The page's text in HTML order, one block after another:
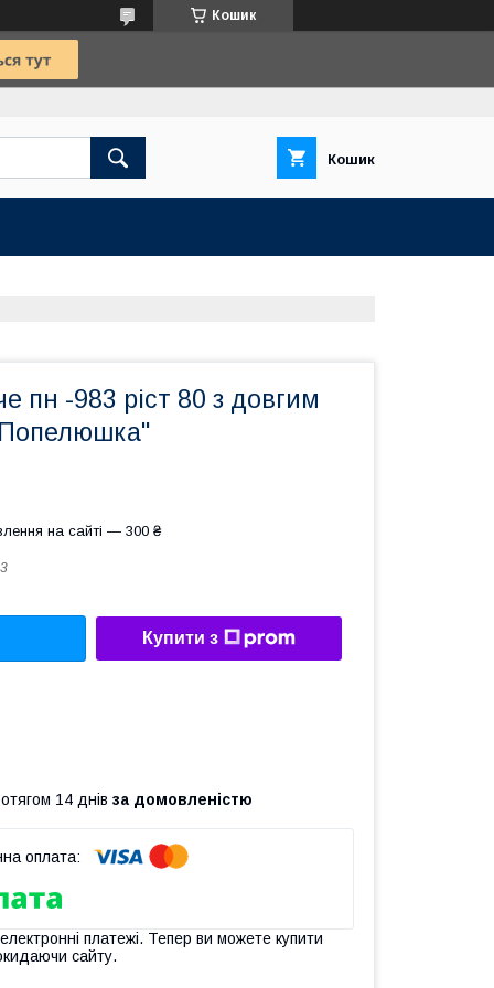
Кошик
Кошик
пн -983 ріст 80 з довгим
на сайті — 300 ₴
Купити з
14 днів за домовленістю
платежі. Тепер ви можете купити
сайту.